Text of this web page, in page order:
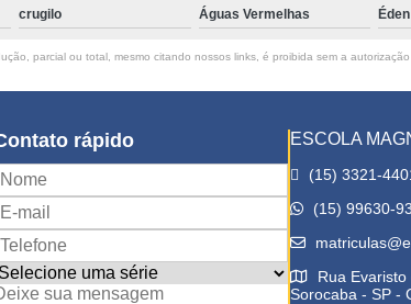
crugilo Águas Vermelhas Éden
parcial ou total, mesmo citando nossos links, é proibida sem a
rápido ESCOLA
(15) 3321-
(15) 99630-
Rua Evaristo
Sorocaba - SP -